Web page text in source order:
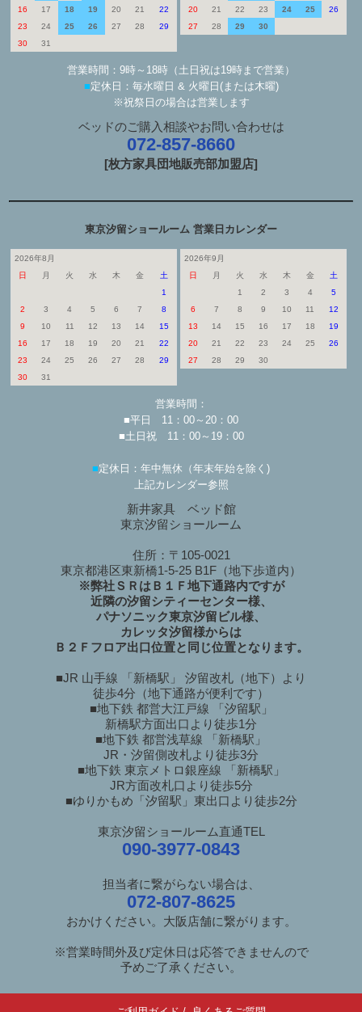
16
17 18 19 20 21
22
23
24 25 26 27 28
29
30
31
20
21 22 23 24 25
26
27
28 29 30
営業時間：9時～18時（土日祝は19時まで営業）
■定休日：毎水曜日 & 火曜日(または木曜)
※祝祭日の場合は営業します
ベッドのご購入相談やお問い合わせは
072-857-8660
[枚方家具団地販売部加盟店]
東京汐留ショールーム 営業日カレンダー
2026年8月
日
月 火 水 木 金
土
1
2
3 4 5 6 7
8
9
10 11 12 13 14
15
16
17 18 19 20 21
22
23
24 25 26 27 28
29
30
31
2026年9月
日
月 火 水 木 金
土
1
2 3 4
5
6
7 8 9 10 11
12
13
14 15 16 17 18
19
20
21 22 23 24 25
26
27
28 29 30
営業時間：
■平日 11：00～20：00
■土日祝 11：00～19：00
■定休日：年中無休（年末年始を除く)
上記カレンダー参照
新井家具 ベッド館
東京汐留ショールーム
住所：〒105-0021
東京都港区東新橋1-5-25 B1F（地下歩道内）
※弊社ＳＲはＢ１Ｆ地下通路内ですが
近隣の汐留シティーセンター様、
パナソニック東京汐留ビル様、
カレッタ汐留様からは
Ｂ２Ｆフロア出口位置と同じ位置となります。
■JR 山手線 「新橋駅」 汐留改札（地下）より
徒歩4分（地下通路が便利です）
■地下鉄 都営大江戸線 「汐留駅」
新橋駅方面出口より徒歩1分
■地下鉄 都営浅草線 「新橋駅」
JR・汐留側改札より徒歩3分
■地下鉄 東京メトロ銀座線 「新橋駅」
JR方面改札口より徒歩5分
■ゆりかもめ「汐留駅」東出口より徒歩2分
東京汐留ショールーム直通TEL
090-3977-0843
担当者に繋がらない場合は、
072-807-8625
おかけください。大阪店舗に繋がります。
※営業時間外及び定休日は応答できませんので
予めご了承ください。